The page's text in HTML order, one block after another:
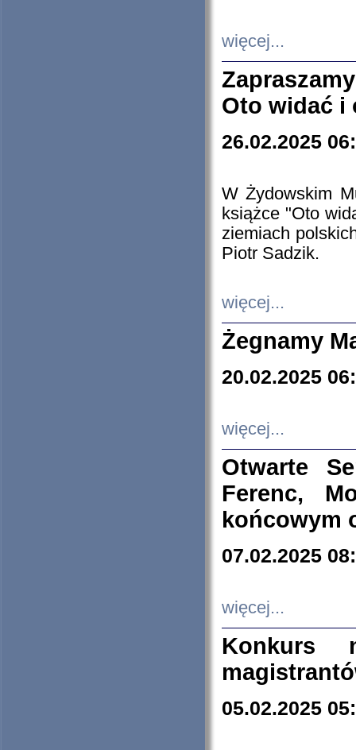
więcej...
Oto widać i
26.02.2025
W Żydowskim
książce "Oto
ziemiach
Piotr Sadzik.
więcej...
Żegnamy
20.02.2025
więcej...
Otwarte
Ferenc,
końcowym
07.02.2025
więcej...
Konkurs
05.02.2025